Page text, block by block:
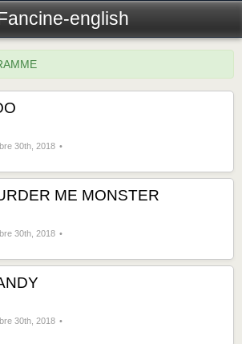
english
30th, 2018
ME MONSTER
30th, 2018
30th, 2018